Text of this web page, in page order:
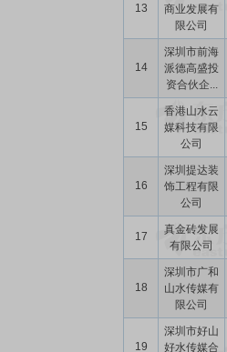
13
商业发展有
限公司
14
深圳市前海
派德高盛投
资合伙企...
15
香港山水云
媒科技有限
公司
16
深圳提达装
饰工程有限
公司
17
真金砖发展
有限公司
18
深圳市广和
山水传媒有
限公司
19
深圳市好山
好水传媒合